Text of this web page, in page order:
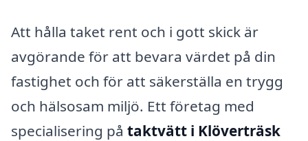
Att hålla taket rent och i gott skick är
avgörande för att bevara värdet på din
fastighet och för att säkerställa en trygg
och hälsosam miljö. Ett företag med
specialisering på taktvätt i Klöverträsk